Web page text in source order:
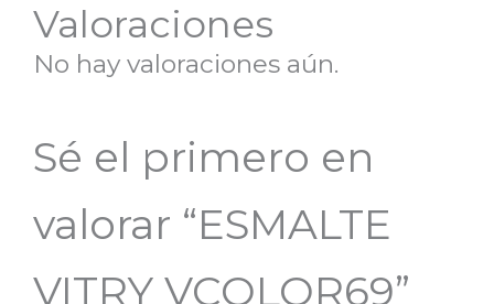
Valoraciones
No hay valoraciones aún.
Sé el primero en
valorar “ESMALTE
VITRY VCOLOR69”